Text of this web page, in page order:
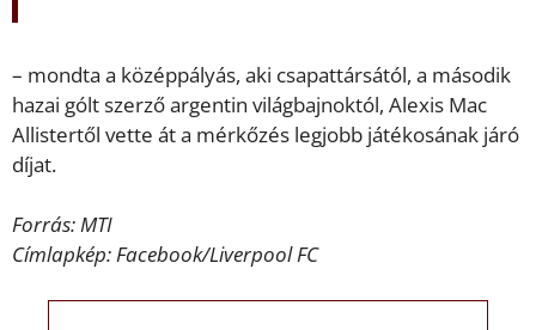
– mondta a középpályás, aki csapattársától, a második
hazai gólt szerző argentin világbajnoktól, Alexis Mac
Allistertől vette át a mérkőzés legjobb játékosának járó
díjat.
Forrás: MTI
Címlapkép: Facebook/Liverpool FC